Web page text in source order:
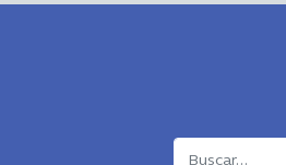
Buscar